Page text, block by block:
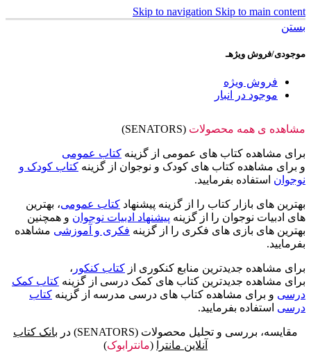
Skip to navigation Skip to main content
بستن
موجودی/فروش ویژهـ
فروش ویژه
موجود در انبار
مشاهده ی همه محصولات (SENATORS)
برای مشاهده کتاب های عمومی از گزینه کتاب عمومی
و برای مشاهده کتاب های کودک و نوجوان از گزینه کتاب کودک و
نوجوان استفاده بفرمایید.
بهترین های بازار کتاب را از گزینه پیشنهاد کتاب عمومی، بهترین
های ادبیات نوجوان را از گزینه پیشنهاد ادبیات نوجوان و همچنین
بهترین های بازی های فکری را از گزینه فکری و آموزشی مشاهده
بفرمایید.
برای مشاهده جدیدترین منابع کنکوری از کتاب کنکور ،
برای مشاهده جدیدترین کتاب های کمک درسی از گزینه کتاب کمک
درسی و برای مشاهده کتاب های درسی مدرسه از گزینه کتاب
درسی استفاده بفرمایید.
مقایسه، بررسی و تحلیل محصولات (SENATORS) در
بانک کتاب
آنلاین مانترا
(مانترابوک)